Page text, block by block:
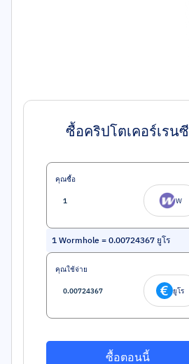
ซื้อคริปโตเคอร์เรนซี
คุณซื้อ
W
1 Wormhole = 0.00724367 ยูโร
คุณใช้จ่าย
ยูโร
ซื้อตอนนี้